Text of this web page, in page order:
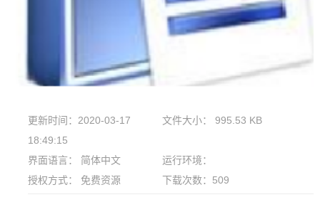
更新时间：2020-03-17
18:49:15
文件大小： 995.53 KB
界面语言： 简体中文
运行环境：
授权方式： 免费资源
下载次数： 509